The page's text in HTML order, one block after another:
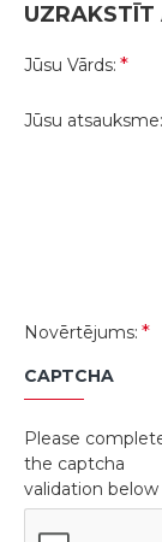
UZRAKSTĪT
Jūsu Vārds:
Jūsu atsauksme:
Novērtējums:
CAPTCHA
Please
the captcha
validation below